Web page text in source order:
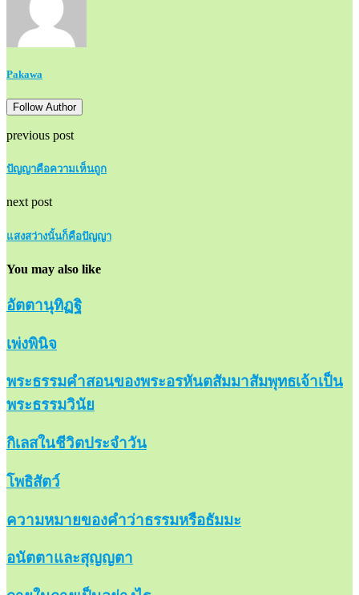
Pakawa
Follow Author
previous post
ปัญญาคือความเห็นถูก
next post
แสงสว่างนั้นก็คือปัญญา
You may also like
อัตตานุทิฏฐิ
เพ่งพินิจ
พระธรรมคำสอนของพระอรหันตสัมมาสัมพุทธเจ้าเป็น
พระธรรมวินัย
กิเลสในชีวิตประจำวัน
โพธิสัตว์
ความหมายของคำว่าธรรมหรือธัมมะ
อนัตตาและสุญญตา